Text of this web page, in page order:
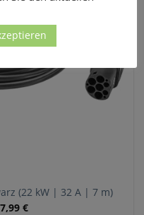
(22 kW | 32 A | 7 m)
€